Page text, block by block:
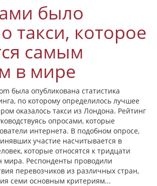
было
такси, которое
самым
в мире
была опубликована статистика
по которому определилось лучшее
оказалось такси из Лондона. Рейтинг
опросами, которые
интернета. В подобном опросе,
участие насчитывается в
которые относятся к тридцати
мира. Респонденты проводили
перевозчиков из различных стран,
семи основным критериям...